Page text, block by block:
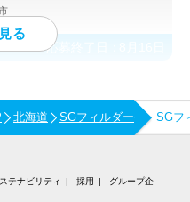
応募終了日：
北海道 SGフィルダー SGフ
テナビリティ 採用
グループ企